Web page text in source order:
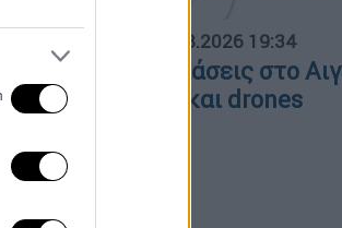
06.08.2026 19:34
Τουρκικές παραβιάσεις στο
μαχητικά F-16 και drones